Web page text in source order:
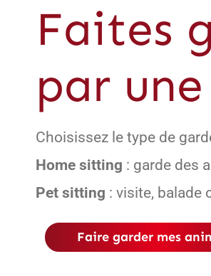
Faites
par
Choisissez le type de
Home sitting : garde des
Pet sitting : visite, balade
Faire garder mes